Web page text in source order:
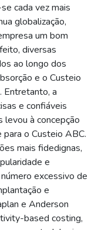
cada vez mais
globalização,
um bom
diversas
ao longo dos
e o Custeio
Entretanto, a
e confiáveis
levou à concepção
o Custeio ABC.
mais fidedignas,
e
excessivo de
e
e Anderson
based costing,